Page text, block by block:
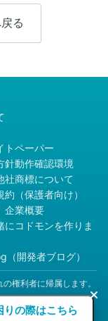
る
トペーパー
針動作確認環境
社商標について
約（保護者向け）
企業概要
にコドモンを作りま
開発者ブログ）
権利者に帰属します。